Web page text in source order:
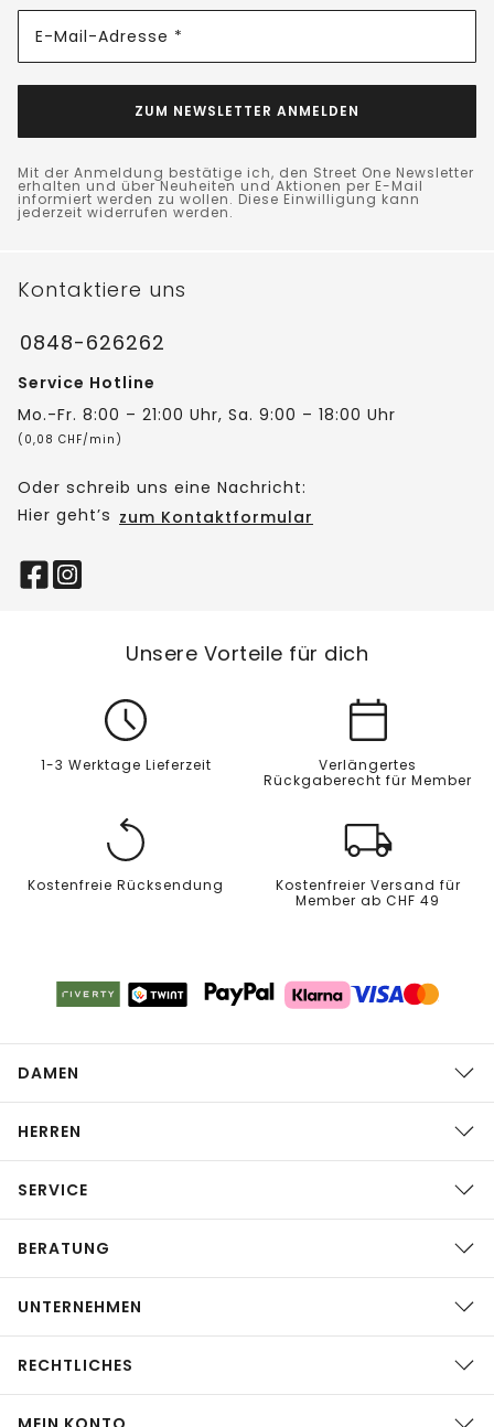
E-Mail-Adresse *
ZUM NEWSLETTER ANMELDEN
Mit der Anmeldung bestätige ich, den Street One Newsletter
erhalten und über Neuheiten und Aktionen per E-Mail
informiert werden zu wollen. Diese Einwilligung kann
jederzeit widerrufen werden.
Kontaktiere uns
0848-626262
Service Hotline
Mo.-Fr. 8:00 – 21:00 Uhr, Sa. 9:00 – 18:00 Uhr
(0,08 CHF/min)
Oder schreib uns eine Nachricht:
Hier geht’s zum Kontaktformular
Unsere Vorteile für dich
1-3 Werktage Lieferzeit
Verlängertes
Rückgaberecht für Member
Kostenfreie Rücksendung
Kostenfreier Versand für
Member ab CHF 49
DAMEN
HERREN
SERVICE
BERATUNG
UNTERNEHMEN
RECHTLICHES